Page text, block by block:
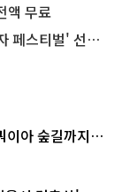
액 무료
' 선착순 5천명
이아 숲길까지…